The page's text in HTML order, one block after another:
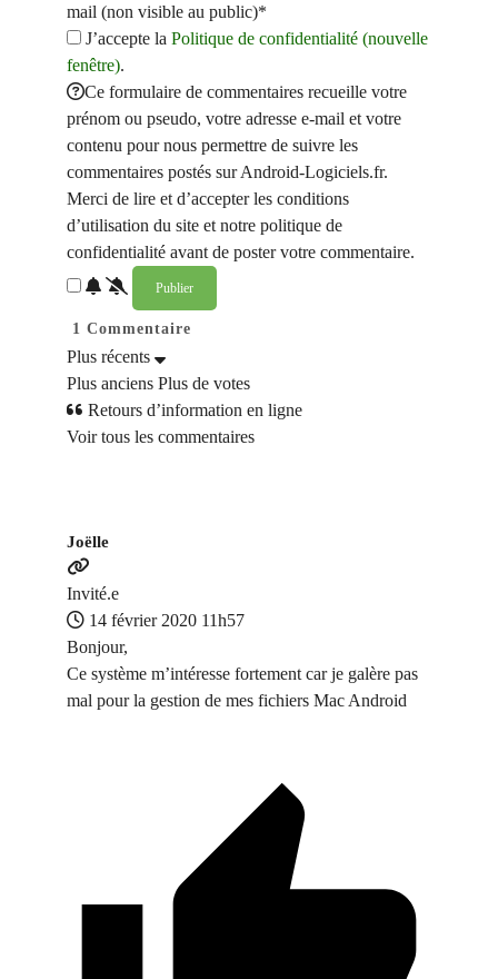
mail (non visible au public)*
J’accepte la Politique de confidentialité (nouvelle
fenêtre).
Ce formulaire de commentaires recueille votre
prénom ou pseudo, votre adresse e-mail et votre
contenu pour nous permettre de suivre les
commentaires postés sur Android-Logiciels.fr.
Merci de lire et d’accepter les conditions
d’utilisation du site et notre politique de
confidentialité avant de poster votre commentaire.
1 Commentaire
Plus récents
Plus anciens Plus de votes
Retours d’information en ligne
Voir tous les commentaires
Joëlle
Invité.e
14 février 2020 11h57
Bonjour,
Ce système m’intéresse fortement car je galère pas
mal pour la gestion de mes fichiers Mac Android